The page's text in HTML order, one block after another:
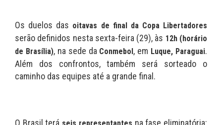
Os duelos das oitavas de final da Copa Libertadores
serão definidos nesta sexta-feira (29), às 12h (horário
de Brasília), na sede da Conmebol , em Luque, Paraguai.
Além dos confrontos, também será sorteado o
caminho das equipes até a grande final.